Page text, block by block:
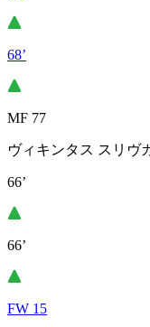
68’
MF 77
ヴィキンタス スリヴ
66’
66’
FW 15